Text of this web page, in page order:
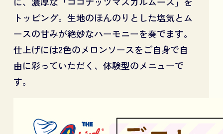
トッピング。生地のほんのりとした塩気とム
ースの甘みが絶妙なハーモニーを奏でます。
仕上げには2色のメロンソースをご自身で自
由に彩っていただく、体験型のメニューで
す。